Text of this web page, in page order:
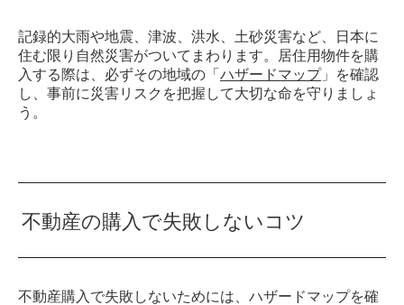
記録的大雨や地震、津波、洪水、土砂災害など、日本に
住む限り自然災害がついてまわります。居住用物件を購
入する際は、必ずその地域の「 ハザードマップ」を確認
し、事前に災害リスクを把握して大切な命を守りましょ
う。
不動産の購入で失敗しないコツ
不動産購入で失敗しないためには、ハザードマップを確